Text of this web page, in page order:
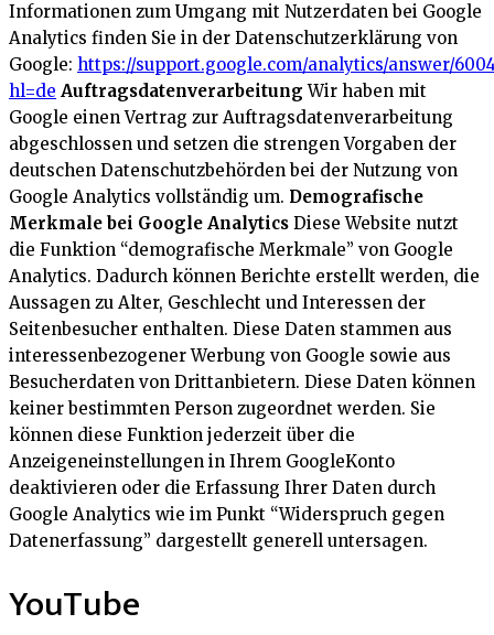
Informationen zum Umgang mit Nutzerdaten bei Google
Analytics finden Sie in der Datenschutzerklärung von
Google: https://support.google.com/analytics/answer/
hl=de Auftragsdatenverarbeitung Wir haben mit
Google einen Vertrag zur Auftragsdatenverarbeitung
abgeschlossen und setzen die strengen Vorgaben der
deutschen Datenschutzbehörden bei der Nutzung von
Google Analytics vollständig um. Demografische
Merkmale bei Google Analytics Diese Website nutzt
die Funktion “demografische Merkmale” von Google
Analytics. Dadurch können Berichte erstellt werden, die
Aussagen zu Alter, Geschlecht und Interessen der
Seitenbesucher enthalten. Diese Daten stammen aus
interessenbezogener Werbung von Google sowie aus
Besucherdaten von Drittanbietern. Diese Daten können
keiner bestimmten Person zugeordnet werden. Sie
können diese Funktion jederzeit über die
Anzeigeneinstellungen in Ihrem GoogleKonto
deaktivieren oder die Erfassung Ihrer Daten durch
Google Analytics wie im Punkt “Widerspruch gegen
Datenerfassung” dargestellt generell untersagen.
YouTube